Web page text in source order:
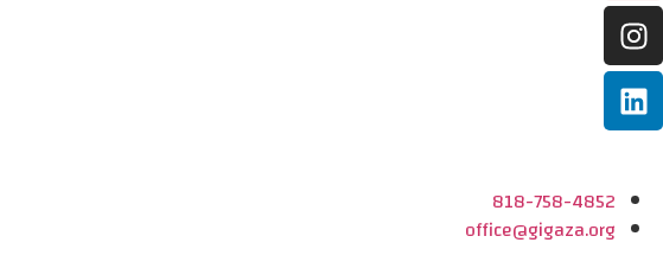
818-758-4852
office@gigaza.org